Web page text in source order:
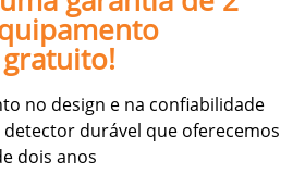
no design e na confiabilidade
durável que oferecemos
dois anos